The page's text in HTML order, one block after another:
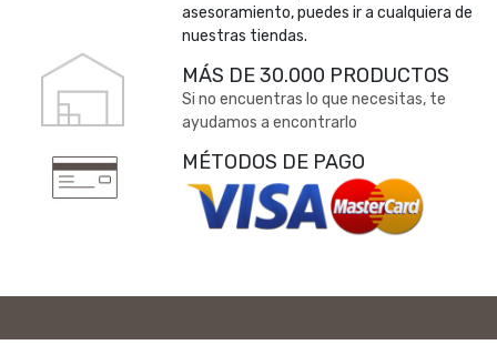
asesoramiento, puedes ir a cualquiera de
nuestras tiendas.
MÁS DE 30.000 PRODUCTOS
Si no encuentras lo que necesitas, te
ayudamos a encontrarlo
MÉTODOS DE PAGO